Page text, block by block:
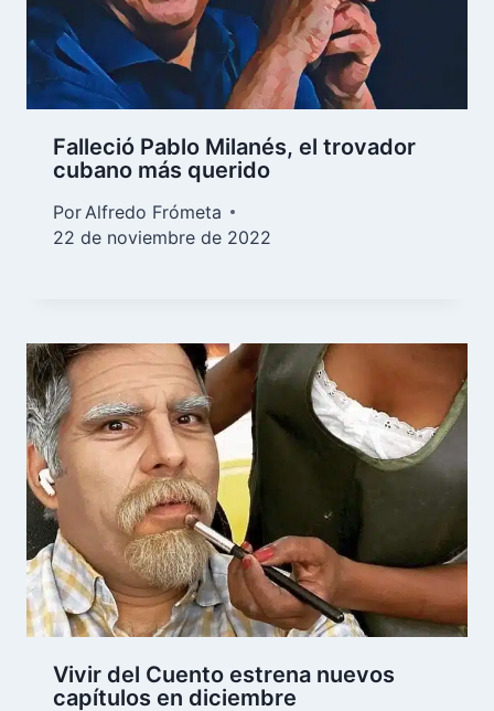
Falleció Pablo Milanés, el trovador
cubano más querido
Por Alfredo Frómeta
22 de noviembre de 2022
Vivir del Cuento estrena nuevos
capítulos en diciembre